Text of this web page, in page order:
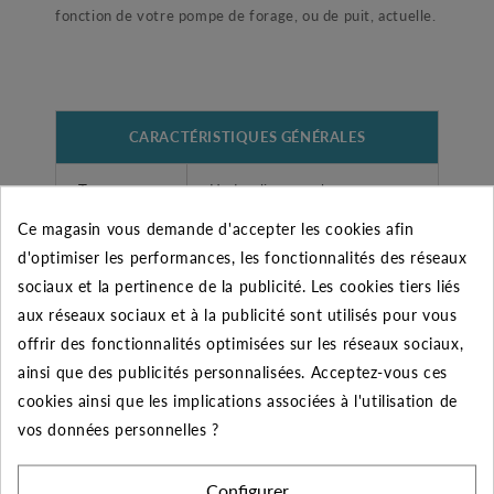
fonction de votre pompe de forage, ou de puit, actuelle.
CARACTÉRISTIQUES GÉNÉRALES
Type Hydraulique seul
Désignation (D )S4E-6 hydraulique seul 4"
Garantie 2 ans
Fabricant DAB
Diamètre
de
2" (50/60)
Ce magasin vous demande d'accepter les cookies afin
d'optimiser les performances, les fonctionnalités des réseaux
sociaux et la pertinence de la publicité. Les cookies tiers liés
aux réseaux sociaux et à la publicité sont utilisés pour vous
offrir des fonctionnalités optimisées sur les réseaux sociaux,
ainsi que des publicités personnalisées. Acceptez-vous ces
cookies ainsi que les implications associées à l'utilisation de
vos données personnelles ?